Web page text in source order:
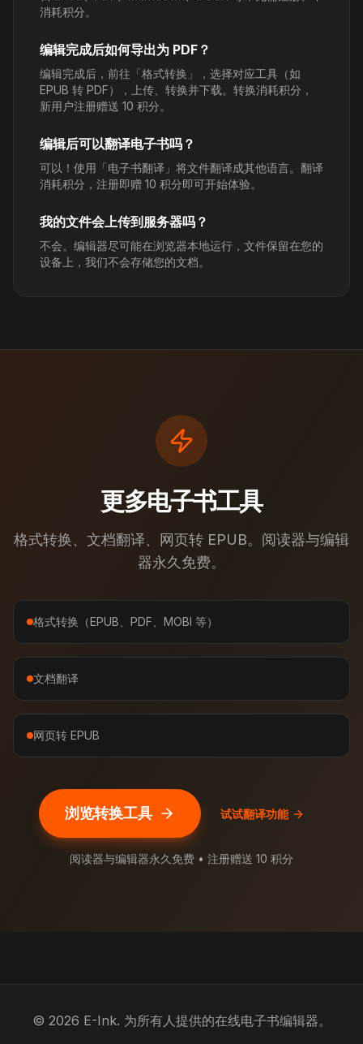
消耗积分。
编辑完成后如何导出为 PDF？
编辑完成后，前往「格式转换」，选择对应工具（如
EPUB 转 PDF），上传、转换并下载。转换消耗积分，
新用户注册赠送 10 积分。
编辑后可以翻译电子书吗？
可以！使用「电子书翻译」将文件翻译成其他语言。翻译
消耗积分，注册即赠 10 积分即可开始体验。
我的文件会上传到服务器吗？
不会。编辑器尽可能在浏览器本地运行，文件保留在您的
设备上，我们不会存储您的文档。
更多电子书工具
格式转换、文档翻译、网页转 EPUB。阅读器与编辑
器永久免费。
格式转换（EPUB、PDF、MOBI 等）
文档翻译
网页转 EPUB
浏览转换工具 试试翻译功能
阅读器与编辑器永久免费 • 注册赠送 10 积分
© 2026 E-Ink. 为所有人提供的在线电子书编辑器。